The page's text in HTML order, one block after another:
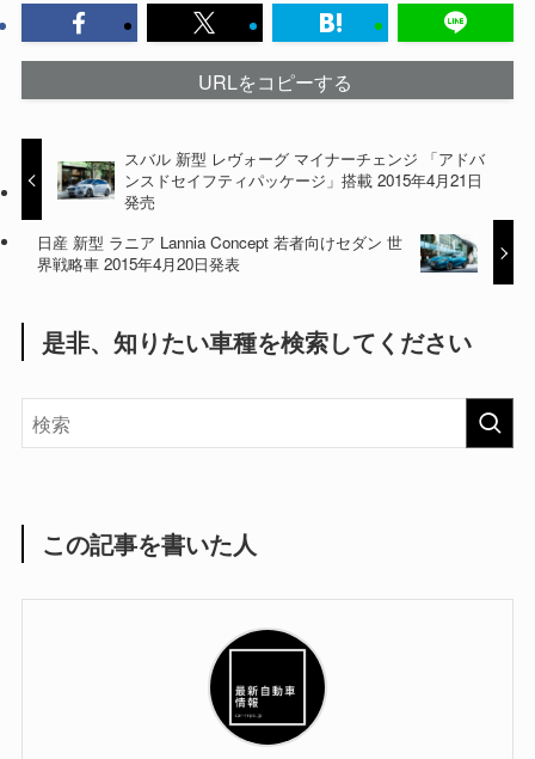
URLをコピーする
スバル 新型 レヴォーグ マイナーチェンジ 「アドバ
ンスドセイフティパッケージ」搭載 2015年4月21日
発売
日産 新型 ラニア Lannia Concept 若者向けセダン 世
界戦略車 2015年4月20日発表
是非、知りたい車種を検索してください
この記事を書いた人